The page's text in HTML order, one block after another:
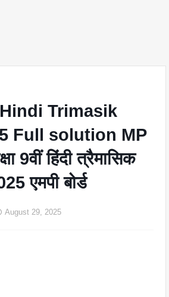
Trimasik
Full solution MP
9वीं हिंदी त्रैमासिक
एमपी बोर्ड
August 29, 2025